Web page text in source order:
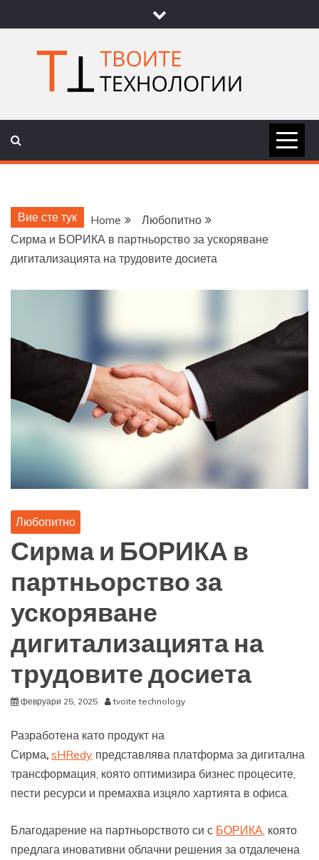
to
content
ТВОИТЕ
Вие сте тук Home
Любопитно
Сирма и БОРИКА в партньорство за ускоряване
дигитализацията на трудовите досиета
Любопитно
Сирма и БОРИКА в
партньорство за
ускоряване
дигитализацията на
трудовите досиета
февруари 25, 2025 tvoite technology
Разработена като продукт на
Сирма, sHRedy представлява платформа за дигитална
трансформация, която оптимизира бизнес процесите,
пести ресурси и премахва изцяло хартията в офиса.
Благодарение на партньорството си с БОРИКА , която
предлага иновативни облачни решения за отдалечена